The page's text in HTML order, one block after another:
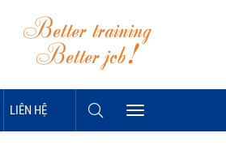
Better training
Better job!
LIÊN HỆ